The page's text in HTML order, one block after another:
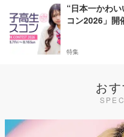
“日本一かわ
コン2026」開
特集
お